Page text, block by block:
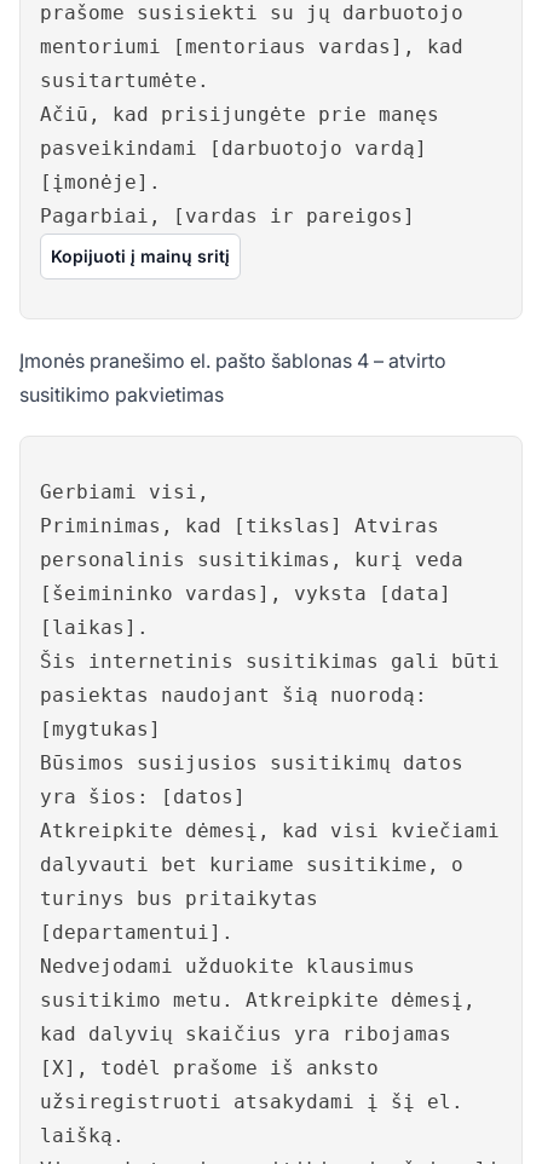
prašome susisiekti su jų darbuotojo
mentoriumi [mentoriaus vardas], kad
susitartumėte.
Ačiū, kad prisijungėte prie manęs
pasveikindami [darbuotojo vardą]
[įmonėje].
Pagarbiai, [vardas ir pareigos]
Kopijuoti į mainų sritį
Įmonės pranešimo el. pašto šablonas 4 – atvirto
susitikimo pakvietimas
Gerbiami visi,
Priminimas, kad [tikslas] Atviras
personalinis susitikimas, kurį veda
[šeimininko vardas], vyksta [data]
[laikas].
Šis internetinis susitikimas gali būti
pasiektas naudojant šią nuorodą:
[mygtukas]
Būsimos susijusios susitikimų datos
yra šios: [datos]
Atkreipkite dėmesį, kad visi kviečiami
dalyvauti bet kuriame susitikime, o
turinys bus pritaikytas
[departamentui].
Nedvejodami užduokite klausimus
susitikimo metu. Atkreipkite dėmesį,
kad dalyvių skaičius yra ribojamas
[X], todėl prašome iš anksto
užsiregistruoti atsakydami į šį el.
laišką.